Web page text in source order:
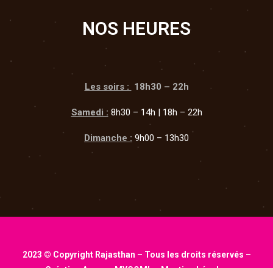
NOS HEURES
Les soirs : 18h30 – 22h
Samedi : 8h30 – 14h | 18h – 22h
Dimanche : 9h00 – 13h30
2023 © Copyright Rajasthan – Tous les droits réservés –